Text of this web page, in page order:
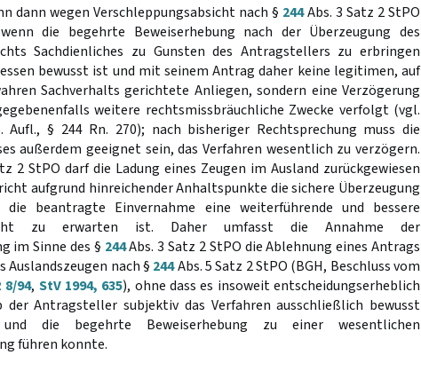
dann wegen Verschleppungsabsicht nach § 244Abs. 3 Satz 2 StPO
die begehrte Beweiserhebung nach der Überzeugung des
Sachdienliches zu Gunsten des Antragstellers zu erbringen
bewusst ist und mit seinem Antrag daher keine legitimen, auf
Sachverhalts gerichtete Anliegen, sondern eine Verzögerung
weitere rechtsmissbräuchliche Zwecke verfolgt (vgl.
Aufl., § 244 Rn. 270); nach bisheriger Rechtsprechung muss die
außerdem geeignet sein, das Verfahren wesentlich zu verzögern.
2 StPO darf die Ladung eines Zeugen im Ausland zurückgewiesen
aufgrund hinreichender Anhaltspunkte die sichere Überzeugung
beantragte Einvernahme eine weiterführende und bessere
zu erwarten ist. Daher umfasst die Annahme der
im Sinne des § 244Abs. 3 Satz 2 StPO die Ablehnung eines Antrags
Auslandszeugen nach § 244Abs. 5 Satz 2 StPO (BGH, Beschluss vom
8/94, StV 1994, 635), ohne dass es insoweit entscheidungserheblich
Antragsteller subjektiv das Verfahren ausschließlich bewusst
die begehrte Beweiserhebung zu einer wesentlichen
führen konnte.